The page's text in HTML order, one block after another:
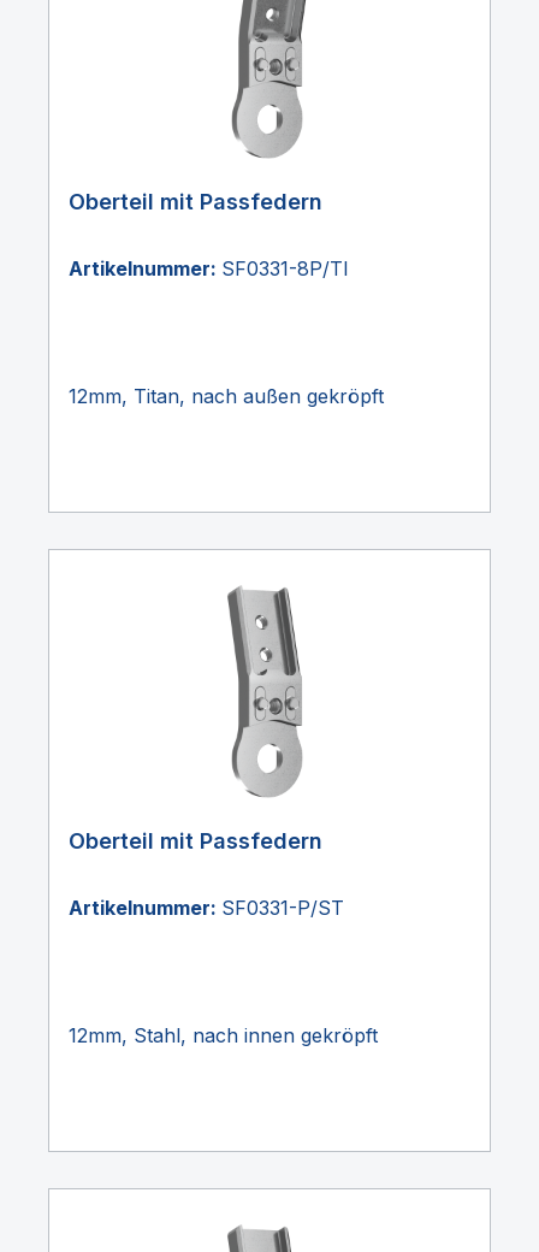
Oberteil mit Passfedern
Artikelnummer: SF0331-8P/TI
12mm, Titan, nach außen gekröpft
Oberteil mit Passfedern
Artikelnummer: SF0331-P/ST
12mm, Stahl, nach innen gekröpft